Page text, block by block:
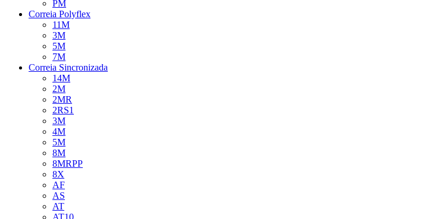
PM
Correia Polyflex
11M
3M
5M
7M
Correia Sincronizada
14M
2M
2MR
2RS1
3M
4M
5M
8M
8MRPP
8X
AF
AS
AT
AT10